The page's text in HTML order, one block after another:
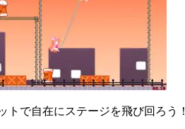
トで自在にステージを飛び回ろう！